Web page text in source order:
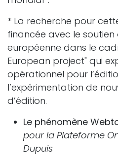
* La recherche pour
financée avec le
européenne dans le
European project" qui
opérationnel pour
l’expérimentation de
d’édition.
Le phénomène
pour la Plateforme
Dupuis